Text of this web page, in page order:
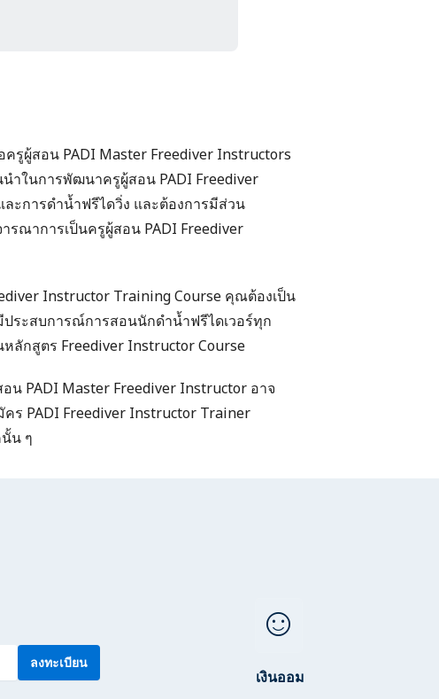
รูผู้สอน PADI Master Freediver Instructors
ในการพัฒนาครูผู้สอน PADI Freediver
การดำน้ำฟรีไดวิ่ง และต้องการมีส่วน
รณาการเป็นครูผู้สอน PADI Freediver
Instructor Training Course คุณต้องเป็น
ระสบการณ์การสอนนักดำน้ำฟรีไดเวอร์ทุก
ลักสูตร Freediver Instructor Course
น PADI Master Freediver Instructor อาจ
ร PADI Freediver Instructor Trainer
น ๆ
ลงทะเบียน
sentiment_satisfied
เงินออม